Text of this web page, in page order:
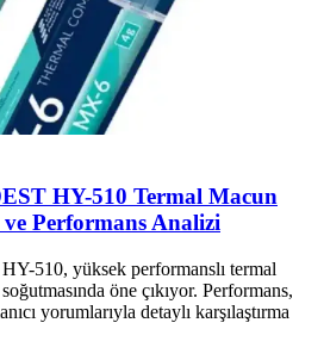
HY-510 Termal Macun
ve Performans Analizi
510, yüksek performanslı termal
öne çıkıyor. Performans,
yorumlarıyla detaylı karşılaştırma